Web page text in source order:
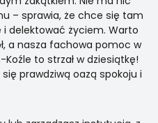
– sprawia, że chce się tam
delektować życiem. Warto
a nasza fachowa pomoc w
to strzał w dziesiątkę!
prawdziwą oazą spokoju i